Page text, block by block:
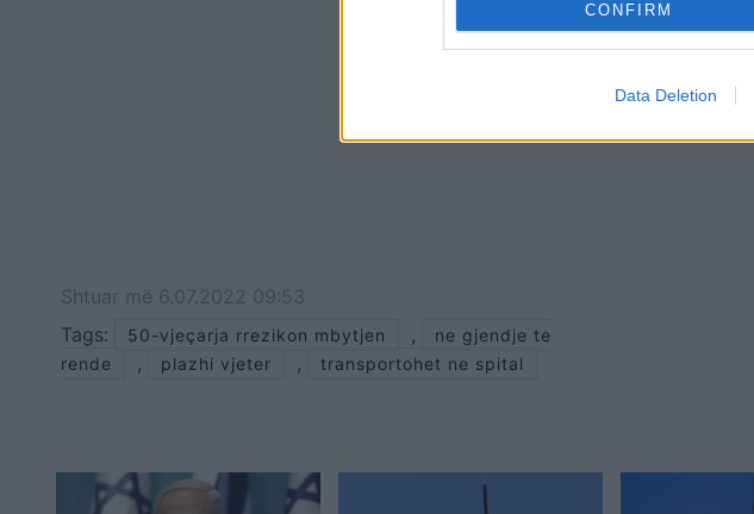
CONFIRM
Data Deletion
Shtuar më 6.07.2022 09:53
Tags:
50-vjeçarja rrezikon mbytjen ,
ne gjendje te
rende
, plazhi vjeter , transportohet ne spital